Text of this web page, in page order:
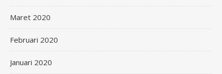
Maret 2020
Februari 2020
Januari 2020